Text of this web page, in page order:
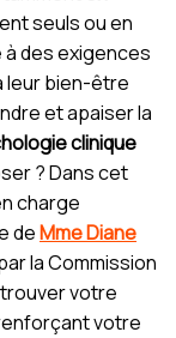
seuls ou en
des exigences
leur bien-être
et apaiser la
clinique
? Dans cet
charge
deMme Diane
la Commission
votre
votre